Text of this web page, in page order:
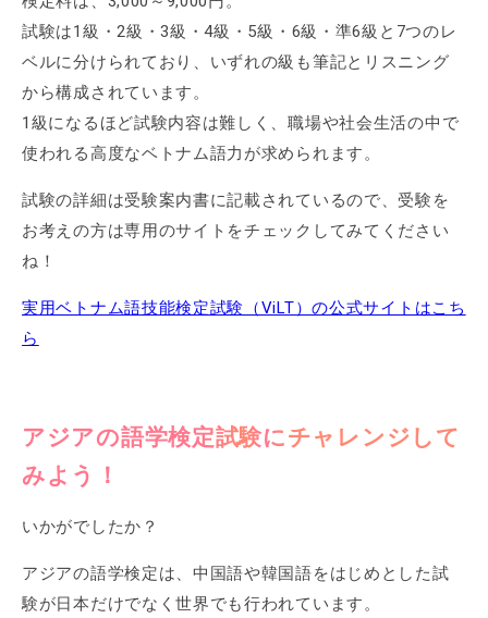
試験は1級・2級・3級・4級・5級・6級・準6級と7つのレ
ベルに分けられており、いずれの級も筆記とリスニング
から構成されています。
1級になるほど試験内容は難しく、職場や社会生活の中で
使われる高度なベトナム語力が求められます。
試験の詳細は受験案内書に記載されているので、受験を
お考えの方は専用のサイトをチェックしてみてください
ね！
実用ベトナム語技能検定試験（ViLT）の公式サイトはこち
ら
アジアの語学検定試験にチャレンジして
みよう！
いかがでしたか？
アジアの語学検定は、中国語や韓国語をはじめとした試
験が日本だけでなく世界でも行われています。